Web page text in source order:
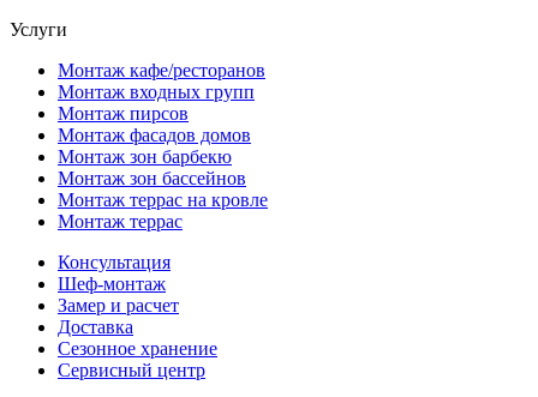
Услуги
Монтаж кафе/ресторанов
Монтаж входных групп
Монтаж пирсов
Монтаж фасадов домов
Монтаж зон барбекю
Монтаж зон бассейнов
Монтаж террас на кровле
Монтаж террас
Консультация
Шеф-монтаж
Замер и расчет
Доставка
Сезонное хранение
Сервисный центр